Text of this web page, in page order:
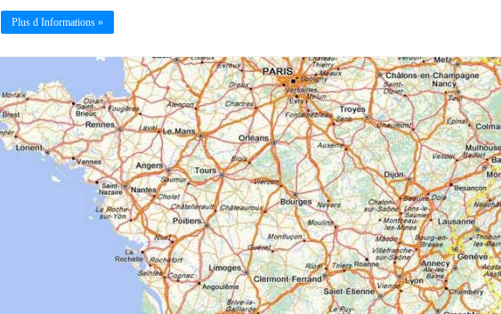
Plus d Informations »